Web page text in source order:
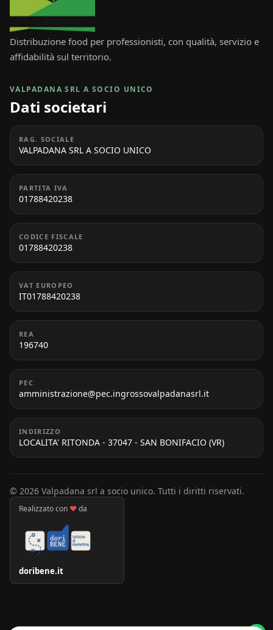
Distribuzione food per professionisti, con qualità, servizio e
affidabilità sul territorio.
VALPADANA SRL A SOCIO UNICO
Dati societari
RAG. SOCIALE
VALPADANA SRL A SOCIO UNICO
PARTITA IVA
01788420238
CODICE FISCALE
01788420238
VAT EUROPEO
IT01788420238
REA
196740
PEC
amministrazione@pec.ingrossovalpadanasrl.it
INDIRIZZO
LOCALITA' RITONDA - 37047 - SAN BONIFACIO (VR)
© 2026 Valpadana srl a socio unico. Tutti i diritti riservati.
Realizzato con ♥da
doribene.it